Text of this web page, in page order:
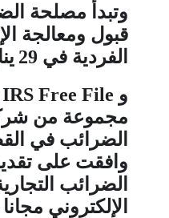
وتبدأ مصلحة
قبول ومعالجة
الفردية في29
و IRS Free File هي
مجموعة من
الضرائب في
وافقت على
الضرائب
الإلكتروني